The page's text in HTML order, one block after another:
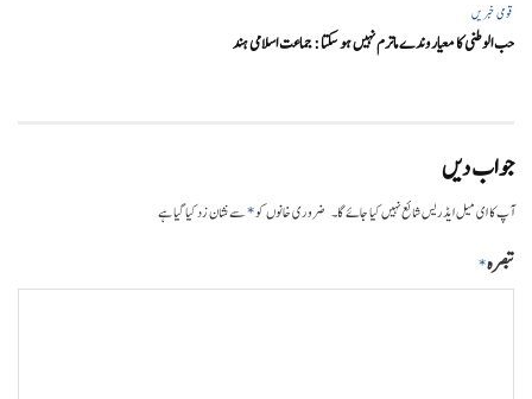
قومی خبریں
حب الوطنی کا معیار وندے ماترم نہیں ہو سکتا : جماعت اسلامی ہند
جواب دیں
آپ کا ای میل ایڈریس شائع نہیں کیا جائے گا۔ ضروری خانوں کو*سے نشان زد کیا گیا ہے
تبصرہ*